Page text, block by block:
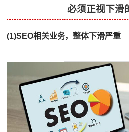
必须正视下滑
(1)SEO相关业务，整体下滑严重